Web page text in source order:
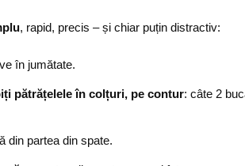
, rapid, precis – și chiar puțin distractiv:
în jumătate.
pătrățelele în colțuri, pe contur: câte 2
din partea din spate.